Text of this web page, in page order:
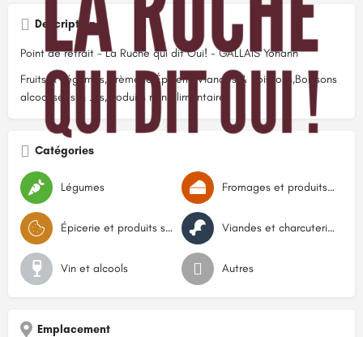
Description
Point de retrait - La Ruche qui dit Oui! - GALLAIS Yohann
Fruits & Légumes,Crèmerie,Épicerie,Viandes & Poissons,Boissons
alcoolisées & Jus,Produits non alimentaires
Catégories
Légumes Fromages et produits laitiers
Épicerie et produits secs Viandes et charcuteries
Vin et alcools Autres
Emplacement